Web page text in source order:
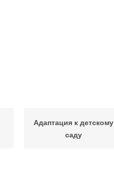
Адаптация к детскому
саду